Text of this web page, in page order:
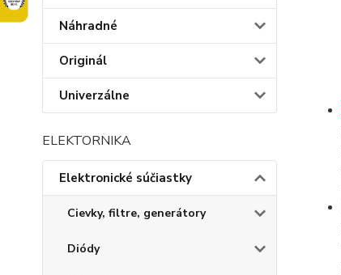
Náhradné
Originál
Univerzálne
ELEKTORNIKA
Elektronické súčiastky
Cievky, filtre, generátory
Diódy